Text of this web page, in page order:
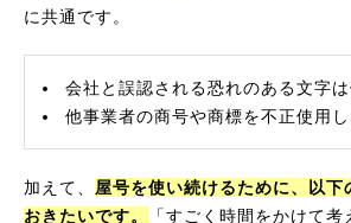
に共通です。
会社と誤認される恐れのある文字
他事業者の商号や商標を不正使用
加えて、 屋号を使い続けるために、以下
おきたいです。
「すごく時間をかけて